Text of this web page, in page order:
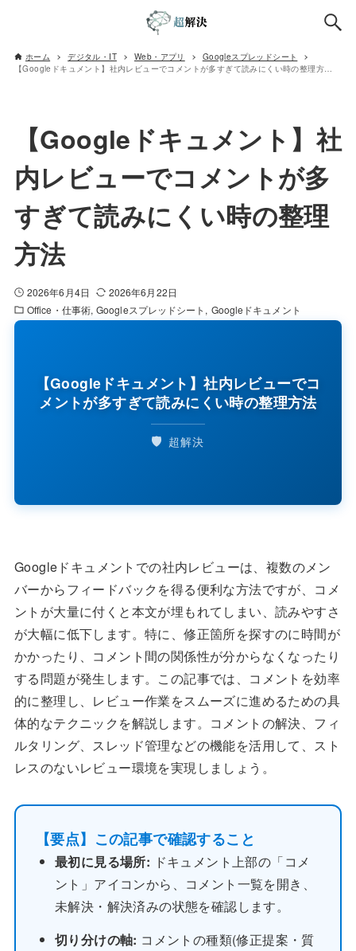
ホーム デジタル・IT Web・アプリ
Googleスプレッドシート
【Googleドキュメント】社内レビューでコメントが多すぎて読みにくい時の整理方法
【Googleドキュメント】社
内レビューでコメントが多
すぎて読みにくい時の整理
方法
2026年6月4日
2026年6月22日
Office・仕事術 Googleスプレッドシート Googleドキュメント
【Googleドキュメント】社内レビューでコ
メントが多すぎて読みにくい時の整理方法
🛡️ 超解決
Googleドキュメントでの社内レビューは、複数のメン
バーからフィードバックを得る便利な方法ですが、コメ
ントが大量に付くと本文が埋もれてしまい、読みやすさ
が大幅に低下します。特に、修正箇所を探すのに時間が
かかったり、コメント間の関係性が分からなくなったり
する問題が発生します。この記事では、コメントを効率
的に整理し、レビュー作業をスムーズに進めるための具
体的なテクニックを解説します。コメントの解決、フィ
ルタリング、スレッド管理などの機能を活用して、スト
レスのないレビュー環境を実現しましょう。
【要点】この記事で確認すること
最初に見る場所: ドキュメント上部の「コメ
ント」アイコンから、コメント一覧を開き、
未解決・解決済みの状態を確認します。
切り分けの軸: コメントの種類(修正提案・質